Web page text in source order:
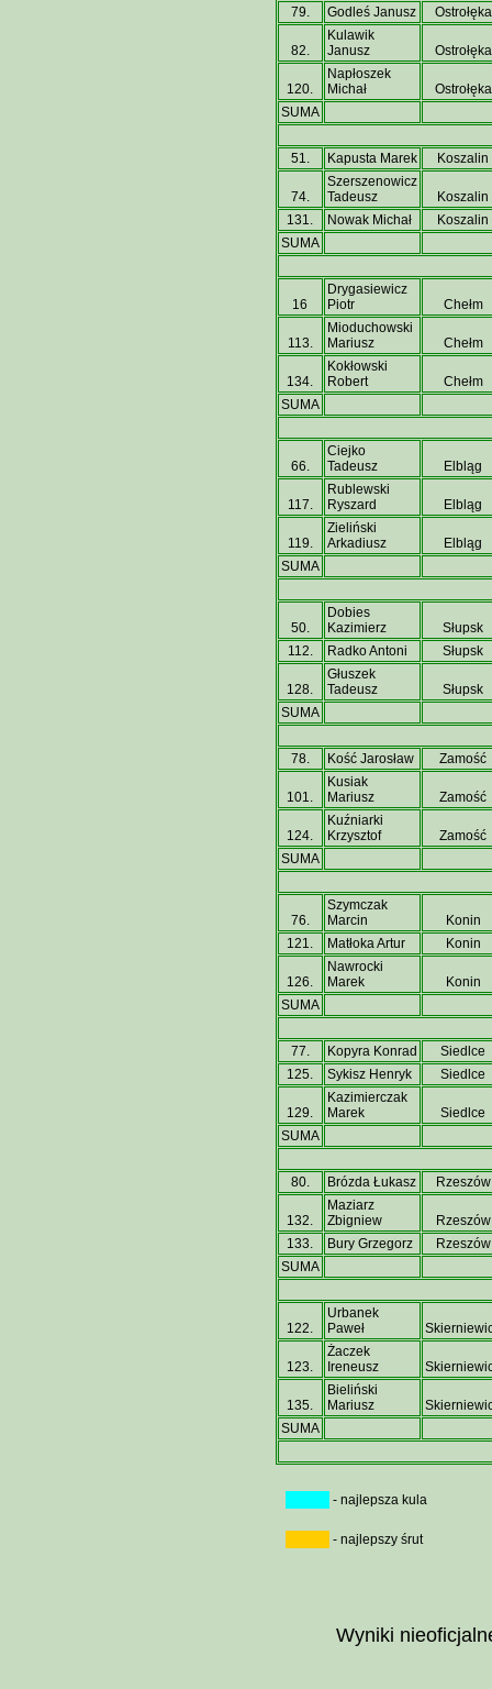
79. Godleś Janusz Ostrołęka
82.
Kulawik
Janusz
Ostrołęka
120.
Napłoszek
Michał
Ostrołęka
SUMA
51. Kapusta Marek Koszalin
74.
Szerszenowicz
Tadeusz
Koszalin
131.
Nowak Michał
Koszalin
SUMA
16
Drygasiewicz
Piotr
Chełm
113.
Mioduchowski
Mariusz
Chełm
134.
Kokłowski
Robert
Chełm
SUMA
66.
Ciejko
Tadeusz
Elbląg
117.
Rublewski
Ryszard
Elbląg
119.
Zieliński
Arkadiusz
Elbląg
SUMA
50.
Dobies
Kazimierz
Słupsk
112.
Radko Antoni Słupsk
128.
Głuszek
Tadeusz
Słupsk
SUMA
78. Kość Jarosław Zamość
101.
Kusiak
Mariusz
Zamość
124.
Kuźniarki
Krzysztof
Zamość
SUMA
76.
Szymczak
Marcin
Konin
121.
Matłoka Artur Konin
126.
Nawrocki
Marek
Konin
SUMA
77. Kopyra Konrad
Siedlce
125.
Sykisz Henryk Siedlce
129.
Kazimierczak
Marek
Siedlce
SUMA
80. Brózda Łukasz Rzeszów
132.
Maziarz
Zbigniew
Rzeszów
133.
Bury Grzegorz
Rzeszów
SUMA
122.
Urbanek
Paweł
123.
Żaczek
Ireneusz
135.
Bieliński
Mariusz
SUMA
- najlepsza kula
- najlepszy śrut
Wyniki